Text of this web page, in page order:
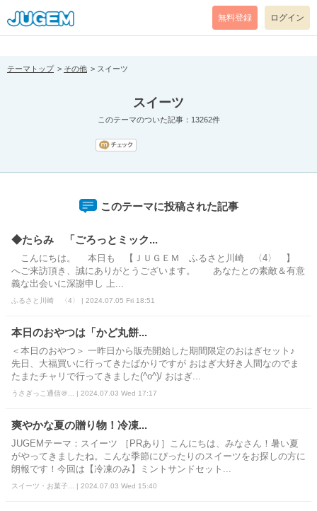
[pear_error: message="Success" code=0 mode=return level=notice
prefix="" info=""]
無料登録 ログイン
テーマトップ その他 スイーツ
スイーツ
このテーマのついた記事：13262件
このテーマに投稿された記事
◆たらみ 「ごろっとミック...
こんにちは。 本日も 【ＪＵＧＥＭ ふるさと川崎 〈4〉 】
へご来訪頂き、誠にありがとうございます。 あなたとの素敵＆有意
義な出会いに深謝申し 上...
ふるさと川崎 〈4〉 | 2024.07.05 Fri 18:51
本日のおやつは「かど丸餅...
＜本日のおやつ＞ 一昨日から販売開始した期間限定のおはぎセット♪
先日、大福買いに行ってきたばかりですが おはぎ大好き人間なのでま
たまたチャリで行ってきました(^o^)/ おはぎ...
うさぎっこ通信＠... | 2024.07.03 Wed 17:17
爽やかな夏の贈り物！冷凍...
JUGEMテーマ：スイーツ ［PRあり］こんにちは、みなさん！暑い夏
がやってきましたね。こんな季節にぴったりのスイーツをお探しの方に
朗報です！今回は【冷凍のみ】ミントサンドセット...
スイーツ・お菓子... | 2024.07.03 Wed 15:40